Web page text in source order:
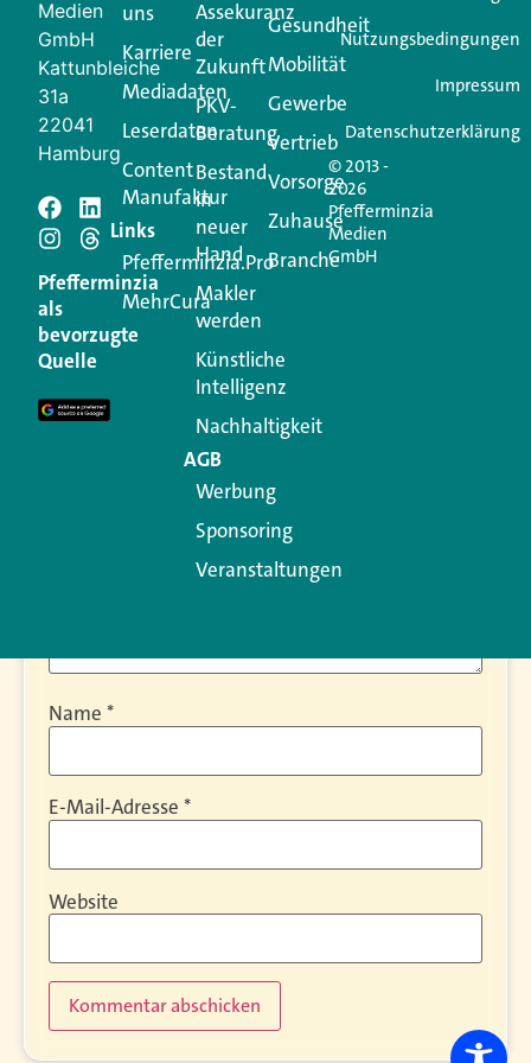
Login.
Jetzt anmelden
Schreiben Sie einen
Kommentar
Ihre E-Mail-Adresse wird nicht veröffentlicht.
Erforderliche Felder sind mit
Kommentar
Name *
E-Mail-Adresse *
Website
Medien
GmbH
Kattunbleiche
31a
22041
Hamburg
Pfefferminzia
als
bevorzugte
Quelle
uns
Karriere
Mediadaten
Leserdaten
Content
Manufaktur
Links
Pfefferminzia.Pro
MehrCura
Assekuranz
der
Zukunft
PKV-
Beratung
Bestand
in
neuer
Hand
Makler
werden
Künstliche
Intelligenz
Nachhaltigkeit
AGB
Werbung
Sponsoring
Veranstaltungen
Gesundheit
Mobilität
Gewerbe
Vertrieb
Vorsorge
Zuhause
Branche
© 2013 -
2026
Pfefferminzia
Medien
GmbH
Nutzungsbedingungen
Impressum
Datenschutzerklärung